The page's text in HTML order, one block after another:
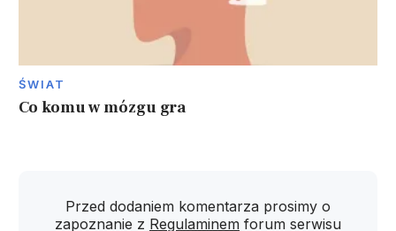
ŚWIAT
Co komu w mózgu gra
Przed dodaniem komentarza prosimy o
zapoznanie z Regulaminem forum serwisu